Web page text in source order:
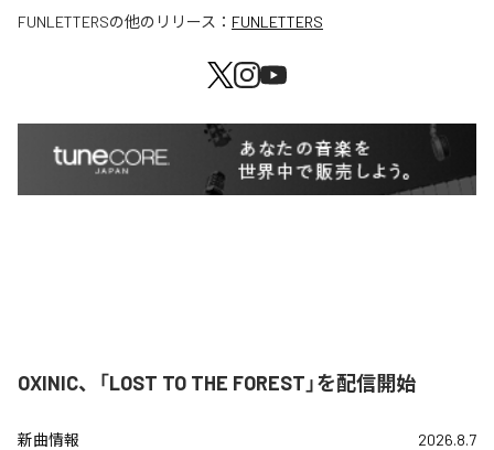
FUNLETTERSの他のリリース： FUNLETTERS
OXINIC、「LOST TO THE FOREST」を配信開始
新曲情報 2026.8.7